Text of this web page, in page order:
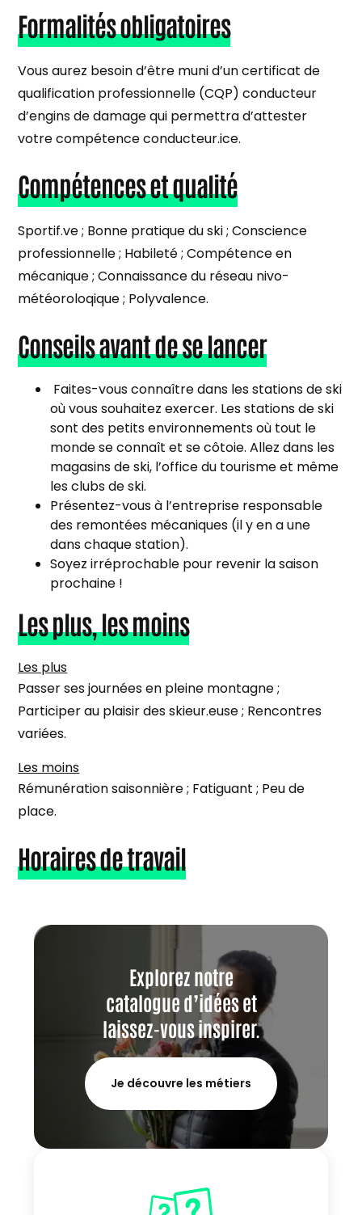
Formalités obligatoires
Vous aurez besoin d’être muni d’un certificat de
qualification professionnelle (CQP) conducteur
d’engins de damage qui permettra d’attester
votre compétence conducteur.ice.
Compétences et qualité
Sportif.ve ; Bonne pratique du ski ; Conscience
professionnelle ; Habileté ; Compétence en
mécanique ; Connaissance du réseau nivo-
météoroloqique ; Polyvalence.
Conseils avant de se lancer
Faites-vous connaître dans les stations de ski
où vous souhaitez exercer. Les stations de ski
sont des petits environnements où tout le
monde se connaît et se côtoie. Allez dans les
magasins de ski, l’office du tourisme et même
les clubs de ski.
Présentez-vous à l’entreprise responsable
des remontées mécaniques (il y en a une
dans chaque station).
Soyez irréprochable pour revenir la saison
prochaine !
Les plus, les moins
Les plus
Passer ses journées en pleine montagne ;
Participer au plaisir des skieur.euse ; Rencontres
variées.
Les moins
Rémunération saisonnière ; Fatiguant ; Peu de
place.
Horaires de travail
Explorez notre
catalogue d’idées et
laissez-vous inspirer.
Je découvre les métiers